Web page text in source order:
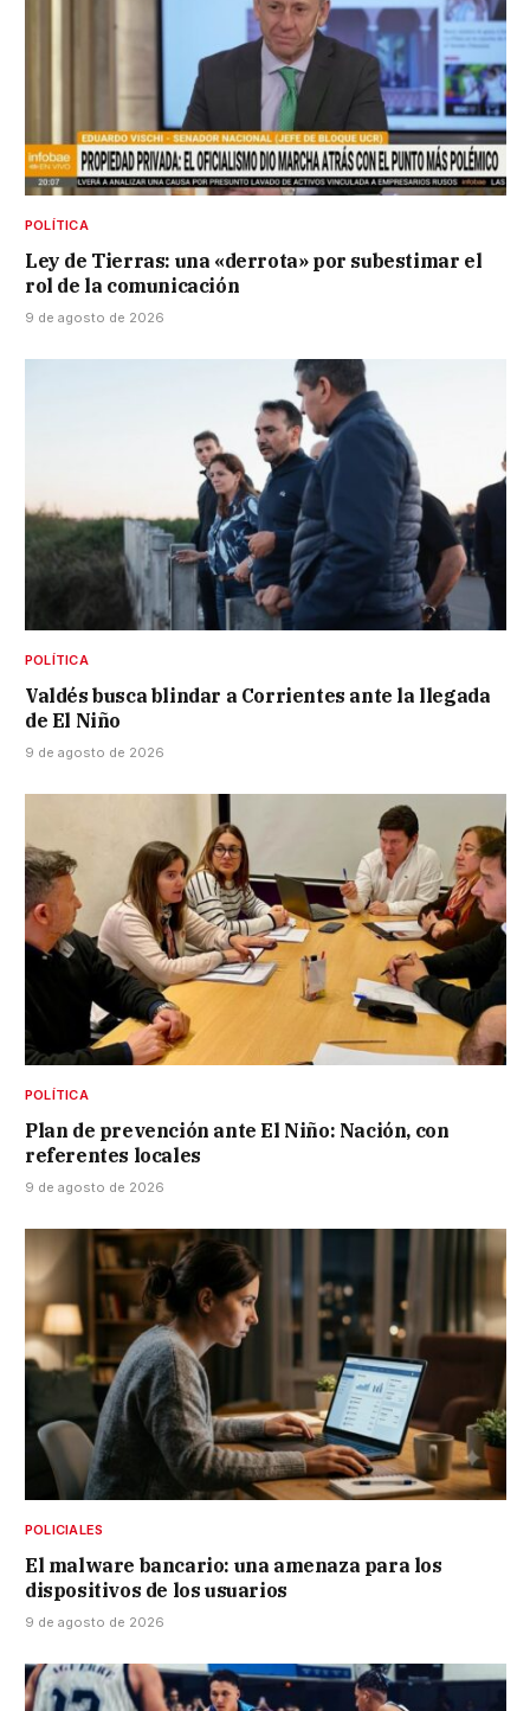
POLÍTICA
Ley de Tierras: una «derrota» por subestimar el
rol de la comunicación
9 de agosto de 2026
POLÍTICA
Valdés busca blindar a Corrientes ante la llegada
de El Niño
9 de agosto de 2026
POLÍTICA
Plan de prevención ante El Niño: Nación, con
referentes locales
9 de agosto de 2026
POLICIALES
El malware bancario: una amenaza para los
dispositivos de los usuarios
9 de agosto de 2026